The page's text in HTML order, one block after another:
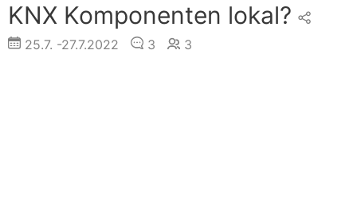
KNX Komponenten lokal?
25.7. -27.7.2022 3 3